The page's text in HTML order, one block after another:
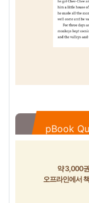
pBook
약 3,000
오프라인에서